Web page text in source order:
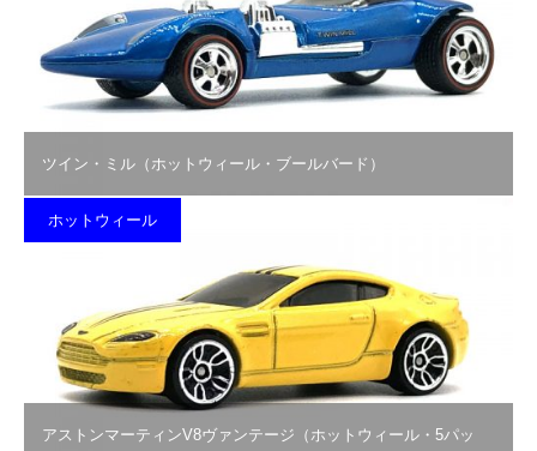
ツイン・ミル（ホットウィール・ブールバード）
ホットウィール
アストンマーティンV8ヴァンテージ（ホットウィール・5パッ